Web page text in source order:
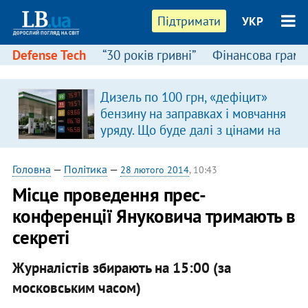
Підтримати УКР
Defense Tech “30 років гривні” Фінансова
Дизель по 100 грн, «дефіцит»
бензину на заправках і мовчання
уряду. Що буде далі з цінами на
пальне?
Головна — Політика — 28 лютого 2014, 10:43
Місце проведення прес-
конференції Януковича тримають в
секреті
Журналістів збирають на 15:00 (за
московським часом)